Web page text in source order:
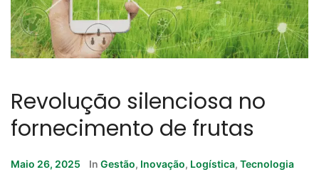
Revolução silenciosa no
fornecimento de frutas
Maio 26, 2025 In Gestão, Inovação, Logística, Tecnologia